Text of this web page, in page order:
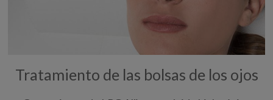
Tratamiento de las bolsas de los ojos